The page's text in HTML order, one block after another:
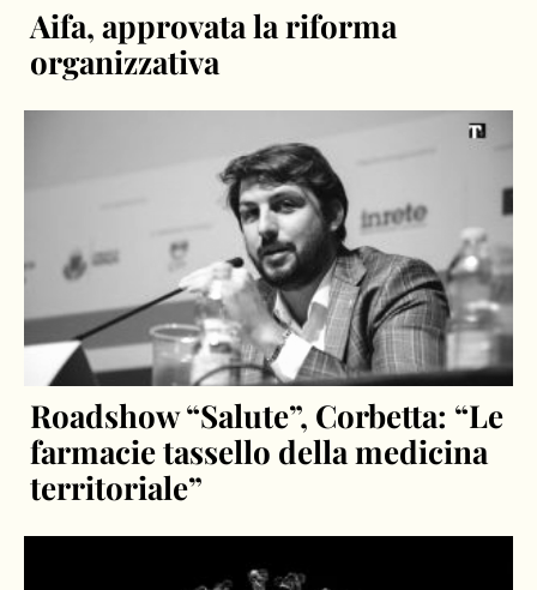
Aifa, approvata la riforma
organizzativa
Roadshow “Salute”, Corbetta: “Le
farmacie tassello della medicina
territoriale”